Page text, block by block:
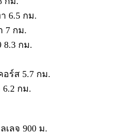
6.5 กม.
7 กม.
8.3 กม.
ร์ส 5.7 กม.
กม.
ลจ 900 ม.